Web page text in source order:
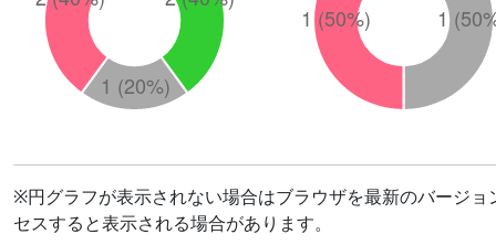
※円グラフが表示されない場合はブラウザを最新のバージ
セスすると表示される場合があります。